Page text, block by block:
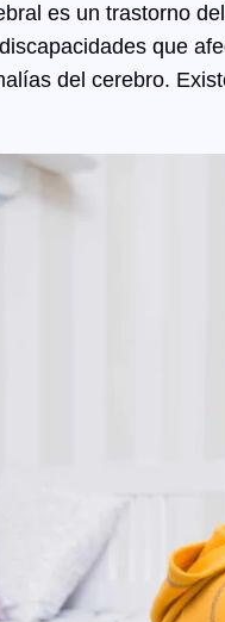
es un trastorno
que
del cerebro.